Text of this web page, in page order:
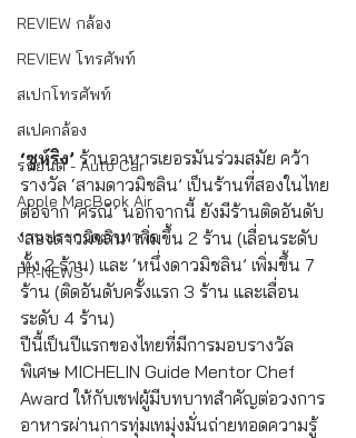
REVIEW กล้อง
REVIEW โทรศัพท์
สเปกโทรศัพท์
สเปคกล้อง
รถยนต์ - Auto Car
Apple MacBook Air
งานประกวดภาพวาด
PR-NEWS
‘ซูห์ริง’ ร้านอาหารเยอรมันร่วมสมัย คว้า
รางวัล ‘สามดาวมิชลิน’ เป็นร้านที่สองในไทย
ต่อจาก ‘ศรณ์’ นอกจากนี้ ยังมีร้านติดอันดับ
‘สองดาวมิชลิน’ เพิ่มขึ้น 2 ร้าน (เลื่อนระดับ
ทั้ง 2 ร้าน) และ ‘หนึ่งดาวมิชลิน’ เพิ่มขึ้น 7
ร้าน (ติดอันดับครั้งแรก 3 ร้าน และเลื่อน
ระดับ 4 ร้าน)
ปีนี้เป็นปีแรกของไทยที่มีการมอบรางวัล
พิเศษ MICHELIN Guide Mentor Chef
Award ให้กับเชฟผู้มีบทบาทสำคัญต่อวงการ
อาหารผ่านการทุ่มเทมุ่งมั่นถ่ายทอดความรู้